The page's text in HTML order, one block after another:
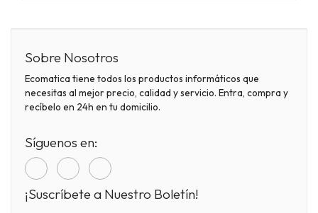
Sobre Nosotros
Ecomatica tiene todos los productos informáticos que
necesitas al mejor precio, calidad y servicio. Entra, compra y
recíbelo en 24h en tu domicilio.
Síguenos en:
¡Suscríbete a Nuestro Boletín!